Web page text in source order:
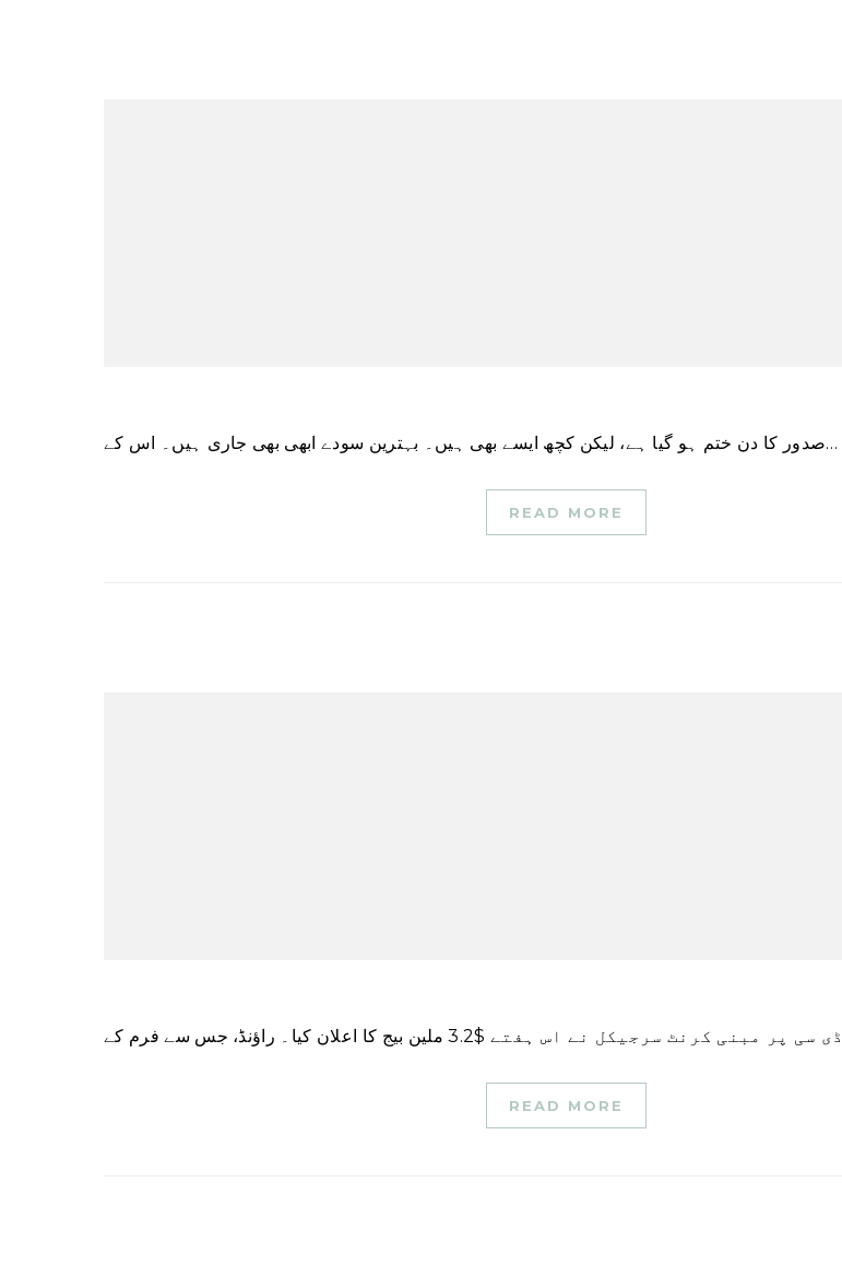
صدور کا دن ختم ہو گیا ہے، لیکن کچھ ایسے بھی ہیں۔ بہترین سودے ابھی بھی جاری ہیں۔ اس کے…
READ MORE
READ MORE